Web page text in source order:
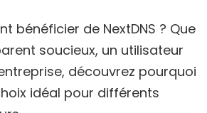
bénéficier de NextDNS ? Que
soucieux, un utilisateur
découvrez pourquoi
idéal pour différents